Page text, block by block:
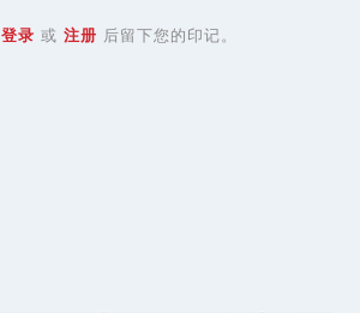
登录 或 注册 后留下您的印记。